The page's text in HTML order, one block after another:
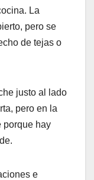
La
pero se
de tejas o
justo al lado
pero en la
porque hay
e